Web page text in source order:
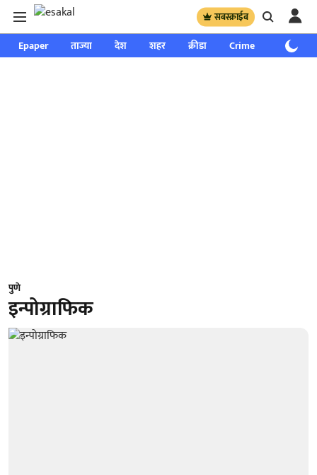
सबस्क्राईब
Epaper ताज्या देश शहर क्रीडा Crime साप्ताहिक
पुणे
इन्पोग्राफिक